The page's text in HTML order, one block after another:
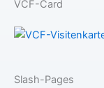
VCF-Card
Slash-Pages